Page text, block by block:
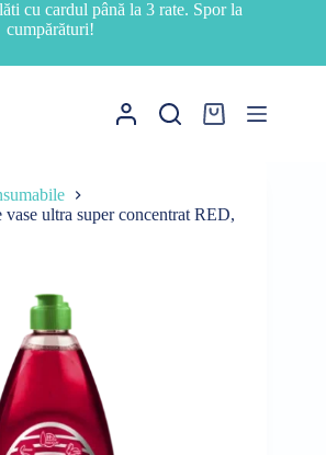
cu cardul până la 3 rate. Spor la
cumpărături!
Coș
ultra super concentrat RED,